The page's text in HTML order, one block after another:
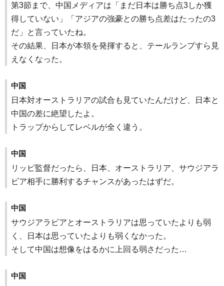
第3節まで、中国メディアは「まだ日本は勝ち点3しか獲
得していない」「アジアの強豪との勝ち点差はたったの3
だ」と言っていたね。
その結果、日本が本領を発揮すると、テールランプすら見
えなくなった。
中国
日本対オーストラリアの試合も見ていたんだけど、日本と
中国の差に絶望したよ。
トラップからしてレベルが全く違う。
中国
リッピ監督だったら、日本、オーストラリア、サウジアラ
ビア相手に勝利するチャンスがあったはずだ。
中国
サウジアラビアとオーストラリアは思っていたよりも弱
く、日本は思っていたよりも弱くなかった。
そして中国は想像をはるかに上回る弱さだった…
中国